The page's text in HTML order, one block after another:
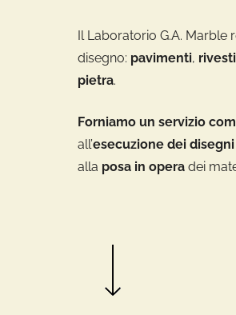
Il Laboratorio G.A. Marble
disegno: pavimenti,
pietra.
Forniamo un servizio
all’esecuzione dei disegni
alla posa in opera dei